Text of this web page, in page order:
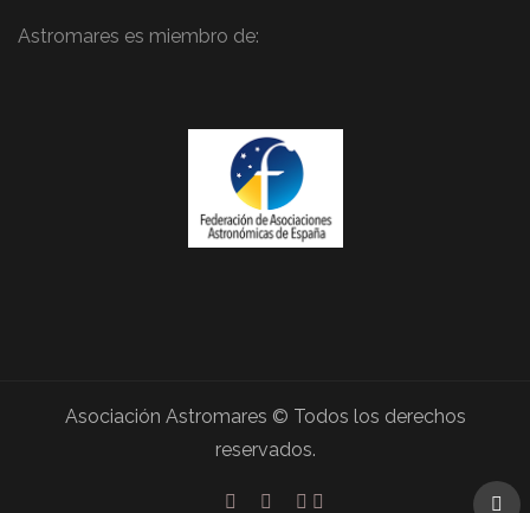
Astromares es miembro de:
Asociación Astromares © Todos los derechos
reservados.